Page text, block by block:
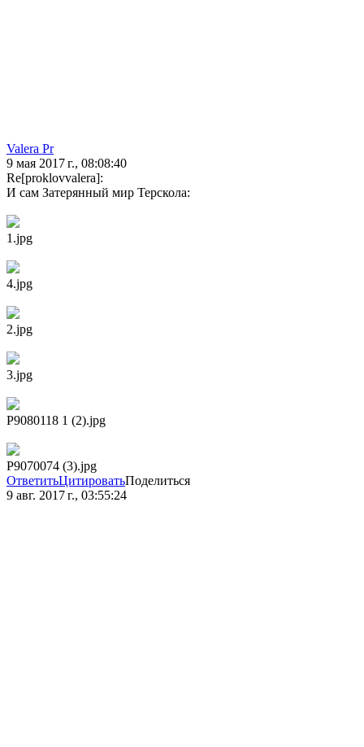
Valera Pr
9 мая 2017 г., 08:08:40
Re[proklovvalera]:
И сам Затерянный мир Терскола:
1.jpg
4.jpg
2.jpg
3.jpg
P9080118 1 (2).jpg
P9070074 (3).jpg
ОтветитьЦитироватьПоделиться
9 авг. 2017 г., 03:55:24